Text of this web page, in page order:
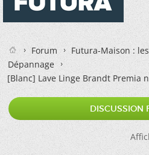
Forum
Futura-Maison :
Dépannage
[Blanc]Lave Linge Brandt Premia
DISCUSSION